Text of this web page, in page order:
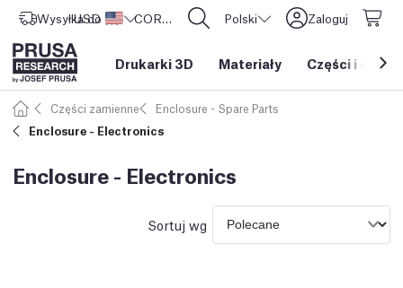
Wysyłka do Stany Zjednoczone
USD ($) CORE One L: Już w sprzedaży! Polski Zaloguj
Drukarki 3D Materiały Części i
Części zamienne
Enclosure - Spare Parts
Enclosure - Electronics
Enclosure - Electronics
Sortuj wg